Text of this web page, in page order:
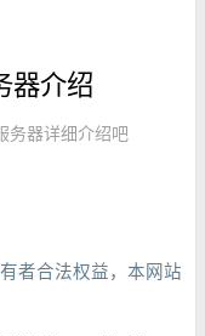
器介绍
务器详细介绍吧
者合法权益，本网站